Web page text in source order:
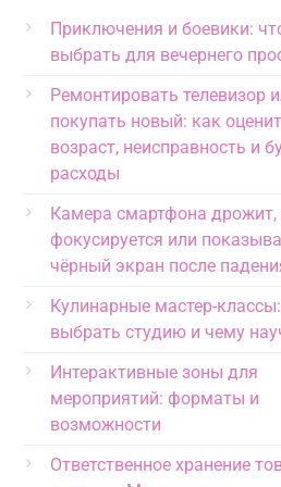
Приключения и боевики:
выбрать для вечернего
Ремонтировать телевизор
покупать новый: как
возраст, неисправность и
расходы
Камера смартфона дрожит,
фокусируется или
чёрный экран после
Кулинарные мастер-
выбрать студию и чему
Интерактивные зоны для
мероприятий: форматы и
возможности
Ответственное хранение